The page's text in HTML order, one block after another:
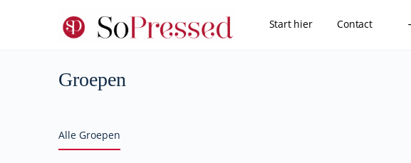
Start hier Contact
Groepen
Alle Groepen